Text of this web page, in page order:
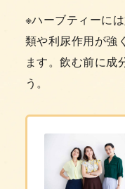
※ハーブティーに
類や利尿作用が強
ます。飲む前に成
う。